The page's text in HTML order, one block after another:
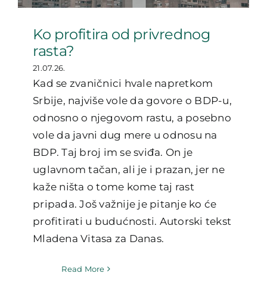
Ko profitira od privrednog
rasta?
21.07.26.
Kad se zvaničnici hvale napretkom
Srbije, najviše vole da govore o BDP-u,
odnosno o njegovom rastu, a posebno
vole da javni dug mere u odnosu na
BDP. Taj broj im se sviđa. On je
uglavnom tačan, ali je i prazan, jer ne
kaže ništa o tome kome taj rast
pripada. Još važnije je pitanje ko će
profitirati u budućnosti. Autorski tekst
Mladena Vitasa za Danas.
Read More